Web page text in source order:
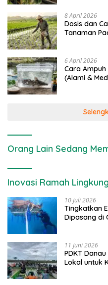
8 April 2026
Dosis dan
Tanaman
6 April 2026
Cara
(Alami &
Orang Lain Sedang
Inovasi Ramah
10 Juli 2026
Tingkatkan
Dipasang di
11 Juni 2026
PDKT
Lokal untuk